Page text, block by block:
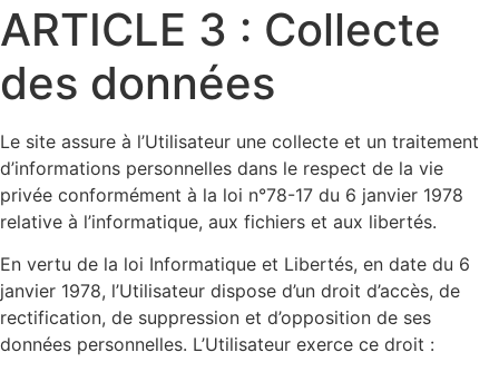
ARTICLE 3 : Collecte
des données
Le site assure à l’Utilisateur une collecte et un traitement
d’informations personnelles dans le respect de la vie
privée conformément à la loi n°78-17 du 6 janvier 1978
relative à l’informatique, aux fichiers et aux libertés.
En vertu de la loi Informatique et Libertés, en date du 6
janvier 1978, l’Utilisateur dispose d’un droit d’accès, de
rectification, de suppression et d’opposition de ses
données personnelles. L’Utilisateur exerce ce droit :